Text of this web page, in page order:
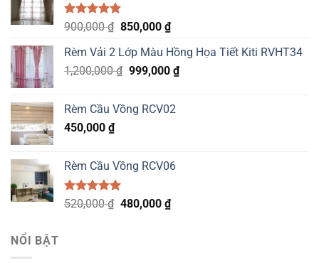
Được xếp
5.00
5 sao
900,000₫ Original
was:
900,000 ₫.
850,000 ₫Current
is:
850,000 ₫.
Rèm Vải 2 Lớp Màu Hồng Họa Tiết Kiti RVHT34
1,200,000₫ Original
1,200,000 ₫.
999,000 ₫Current
Rèm Cầu Vồng RCV02
450,000 ₫
Rèm Cầu Vồng RCV06
Được xếp
5.00
520,000₫ Original
480,000 ₫Current
NỔI BẬT